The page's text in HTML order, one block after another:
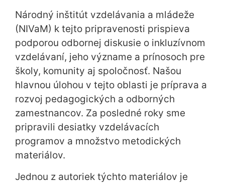
Národný inštitút vzdelávania a mládeže
(NIVaM) k tejto pripravenosti prispieva
podporou odbornej diskusie o inkluzívnom
vzdelávaní, jeho význame a prínosoch pre
školy, komunity aj spoločnosť. Našou
hlavnou úlohou v tejto oblasti je príprava a
rozvoj pedagogických a odborných
zamestnancov. Za posledné roky sme
pripravili desiatky vzdelávacích
programov a množstvo metodických
materiálov.
Jednou z autoriek týchto materiálov je